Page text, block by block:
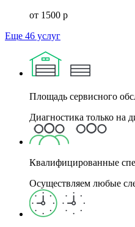
от 1500 р
Еще 46 услуг
Площадь сервисного
Диагностика только на
Квалифицированные
Осуществляем любые